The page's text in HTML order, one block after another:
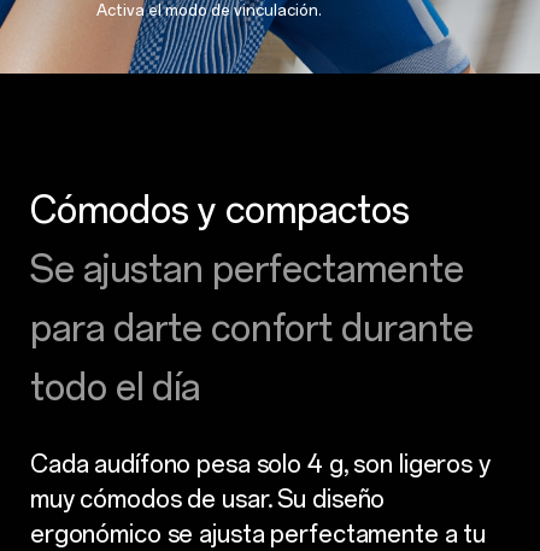
Activa el modo de vinculación.
Cómodos y compactos
Se ajustan perfectamente
para darte confort durante
todo el día
Cada audífono pesa solo 4 g, son ligeros y
muy cómodos de usar. Su diseño
ergonómico se ajusta perfectamente a tu